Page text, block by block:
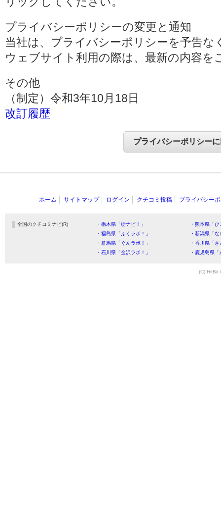
プライバシーポリシーの変更と通知
当社は、プライバシーポリシーを予告
ウェブサイト利用の際は、最新の内容を
その他
（制定）令和3年10月18日
改訂履歴
ホーム サイトマップ ログイン クチコミ投稿 プライバシー
全国のクチコミナビ(R) ・栃木県「栃ナビ！」
・熊本県「
・福島県「ふくラボ！」
・新潟県「
・群馬県「ぐんラボ！」
・香川県「
・石川県「金沢ラボ！」
・鹿児島県
(C) HitBit